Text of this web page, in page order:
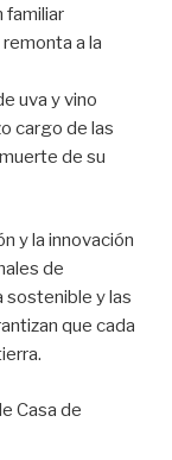
familiar
a la
uva y vino
cargo de las
de su
y la innovación
de
sostenible y las
que cada
Casa de